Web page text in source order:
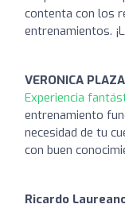
contenta con los
entrenamientos.
VERONICA PLAZA
Experiencia
entrenamiento
necesidad de tu
con buen
Ricardo